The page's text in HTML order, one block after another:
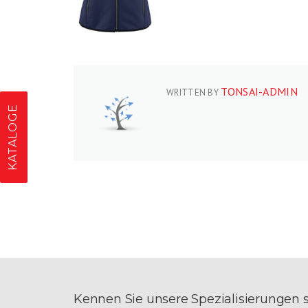
WRITTEN BY TONSAI-ADMIN
KATALOGE
Kennen Sie unsere Spezialisierungen